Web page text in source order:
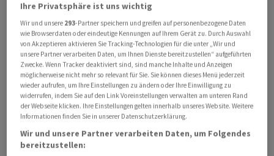
Der Hersteller von Activia-Joghurt, Evian-Wasser und
Aptamil-Babymilch erzielte ein Umsatzplus auf
vergleichbarer Basis von 4,2 Prozent auf 6,8 Milliarden
Euro. Vom Unternehmen selbst befragte Analysten
hatten im Schnitt mit einem Anstieg von 3,9 Prozent
Ihre Privatsphäre ist uns wichtig
Wir und unsere 293-Partner speichern und greifen auf personenbezogene Daten
wie Browserdaten oder eindeutige Kennungen auf Ihrem Gerät zu. Durch Auswahl
von Akzeptieren aktivieren Sie Tracking-Technologien für die unter „Wir und
unsere Partner verarbeiten Daten, um Ihnen Dienste bereitzustellen“ aufgeführten
Zwecke. Wenn Tracker deaktiviert sind, sind manche Inhalte und Anzeigen
möglicherweise nicht mehr so relevant für Sie. Sie können dieses Menü jederzeit
wieder aufrufen, um Ihre Einstellungen zu ändern oder Ihre Einwilligung zu
widerrufen, indem Sie auf den Link Voreinstellungen verwalten am unteren Rand
der Webseite klicken. Ihre Einstellungen gelten innerhalb unseres Website. Weitere
Informationen finden Sie in unserer Datenschutzerklärung.
Wir und unsere Partner verarbeiten Daten, um Folgendes
bereitzustellen: